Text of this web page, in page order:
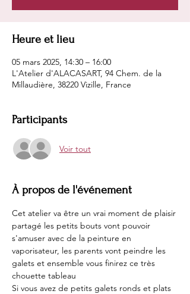
Heure et lieu
05 mars 2025, 14:30 – 16:00
L'Atelier d'ALACASART, 94 Chem. de la
Millaudière, 38220 Vizille, France
Participants
Voir tout
À propos de l'événement
Cet atelier va être un vrai moment de plaisir
partagé les petits bouts vont pouvoir
s'amuser avec de la peinture en
vaporisateur, les parents vont peindre les
galets et ensemble vous finirez ce très
chouette tableau
Si vous avez de petits galets ronds et plats